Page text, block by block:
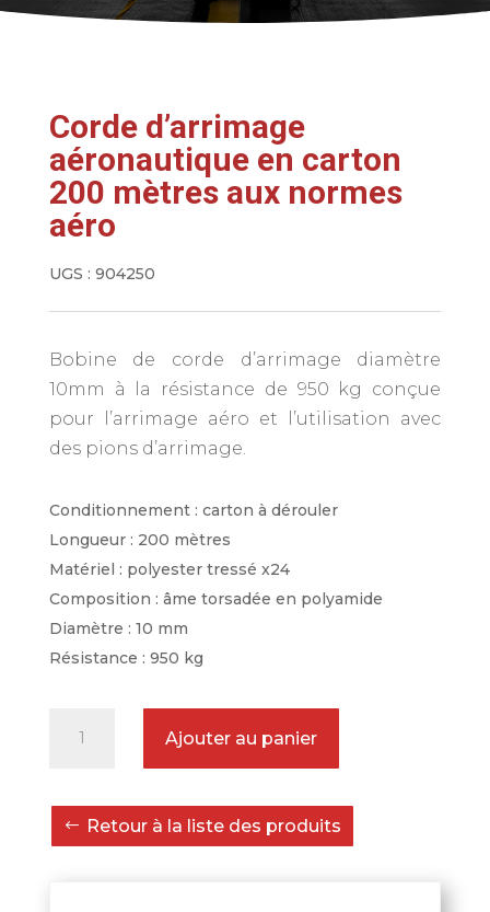
Corde d’arrimage
aéronautique en carton
200 mètres aux normes
aéro
UGS : 904250
Bobine de corde d’arrimage diamètre
10mm à la résistance de 950 kg conçue
pour l’arrimage aéro et l’utilisation avec
des pions d’arrimage.
Conditionnement : carton à dérouler
Longueur : 200 mètres
Matériel : polyester tressé x24
Composition : âme torsadée en polyamide
Diamètre : 10 mm
Résistance : 950 kg
d'arrimage
aéronautique
Ajouter au panier
Retour à la liste des produits